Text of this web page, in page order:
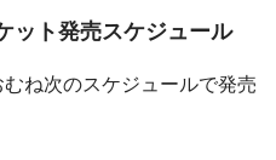
ット発売スケジュール
ね次のスケジュールで発売